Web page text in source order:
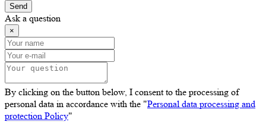
Send
Ask a question
×
By clicking on the button below, I consent to the processing of
personal data in accordance with the "Personal data processing and
protection Policy"